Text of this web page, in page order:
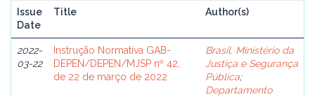
Issue
Date
Title Author(s)
2022-
03-22
Instrução Normativa GAB-
DEPEN/DEPEN/MJSP nº 42,
de 22 de março de 2022
Brasil. Ministério da
Justiça e Segurança
Pública;
Departamento